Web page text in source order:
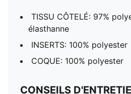
TISSU CÔTELÉ: 97%
élasthanne
INSERTS: 100% polyester
COQUE: 100% polyester
CONSEILS